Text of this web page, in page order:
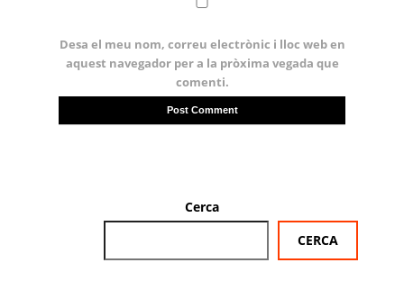
Desa el meu nom, correu electrònic i lloc web en
aquest navegador per a la pròxima vegada que
comenti.
Cerca
CERCA